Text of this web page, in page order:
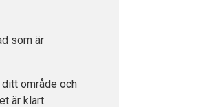
som är
område och
är klart.